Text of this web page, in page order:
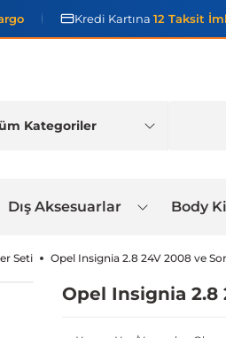
Kredi Kartına 12 Taksit
Dış Aksesuarlar Body
Seti Opel Insignia 2.8 24V 2008 ve
Opel Insignia 2.8